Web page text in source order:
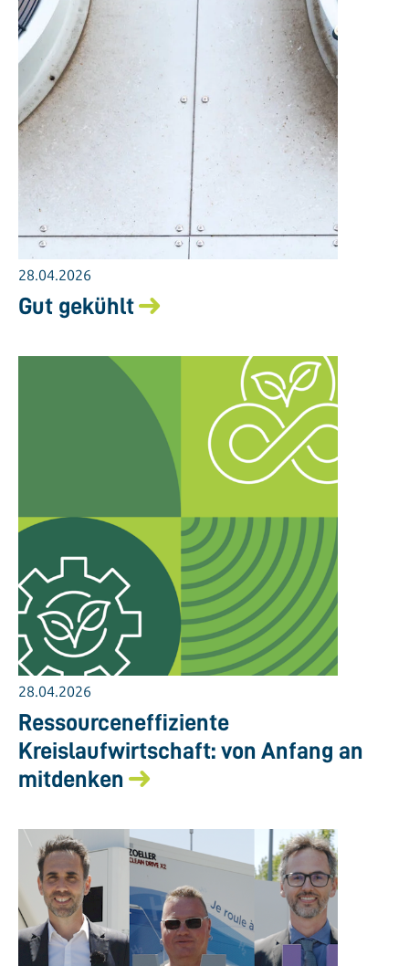
28.04.2026
Gut gekühlt
28.04.2026
Ressourceneffiziente
Kreislaufwirtschaft: von Anfang an
mitdenken